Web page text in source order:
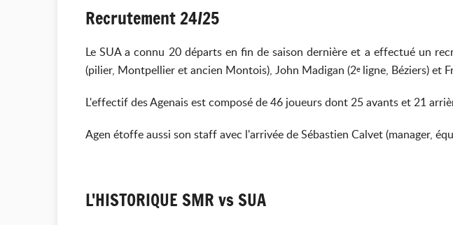
Recrutement 24/25
Le SUA a connu 20 départs en fin de saison dernière et a effectué un
(pilier, Montpellier et ancien Montois), John Madigan (2e ligne, Béziers) et
L'effectif des Agenais est composé de 46 joueurs dont 25 avants et 21
Agen étoffe aussi son staff avec l'arrivée de Sébastien Calvet (manager,
L'HISTORIQUE SMR vs SUA